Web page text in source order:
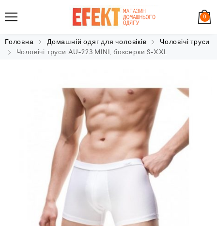
0
Головна Домашній одяг для чоловіків
Чоловічі труси
Чоловічі труси AU-223 MINI, боксерки S-XXL